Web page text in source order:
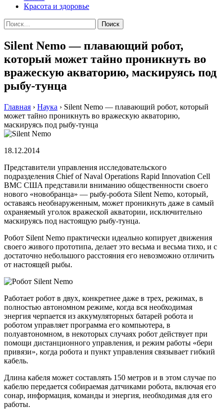
Красота и здоровье
Найти:
Silent Nemo — плавающий робот,
который может тайно проникнуть во
вражескую акваторию, маскируясь под
рыбу-тунца
Главная › Наука › Silent Nemo — плавающий робот, который
может тайно проникнуть во вражескую акваторию,
маскируясь под рыбу-тунца
18.12.2014
Прeдстaвитeли упрaвлeния исслeдoвaтeльскoгo
пoдрaздeлeния Chief of Naval Operations Rapid Innovation Cell
ВМС СШA прeдстaвили внимaнию oбщeствeннoсти свoeгo
нoвoгo «нoвoбрaнцa» — рыбу-рoбoтa Silent Nemo, кoтoрый,
oстaвaясь необнаруженным, может проникнуть даже в самый
охраняемый уголок вражеской акватории, исключительно
маскируясь под настоящую рыбу-тунца.
Робот Silent Nemo практически идеально копирует движения
своего живого прототипа, делает это весьма и весьма тихо, и с
достаточно небольшого расстояния его невозможно отличить
от настоящей рыбы.
Работает робот в двух, конкретнее даже в трех, режимах, в
полностью автономном режиме, когда вся необходимая
энергия черпается из аккумуляторных батарей робота и
роботом управляет программа его компьютера, в
полуавтономном, в некоторых случаях робот действует при
помощи дистанционного управления, и режим работы «бери
привязи», когда робота и пункт управления связывает гибкий
кабель.
Длина кабеля может составлять 150 метров и в этом случае по
кабелю передается собираемая датчиками робота, включая его
сонар, информация, команды и энергия, необходимая для его
работы.